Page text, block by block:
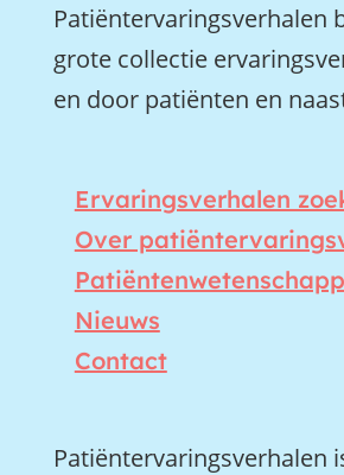
Patiëntervaringsverhalen
grote collectie
en door patiënten en
Ervaringsverhalen
Over
Nieuws
Contact
Patiëntervaringsverhalen